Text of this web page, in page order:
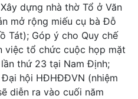
dựng nhà thờ Tổ ở Văn
mở rộng miếu cụ bà Đỗ
Tát); Góp ý cho Quy chế
việc tổ chức cuộc họp mặt
thứ 23 tại Nam Định;
hội HĐHĐĐVN (nhiệm
diễn ra vào cuối năm